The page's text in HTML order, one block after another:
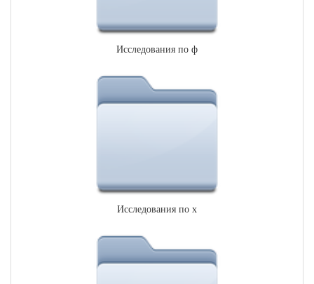
Исследования по ф
Исследования по х